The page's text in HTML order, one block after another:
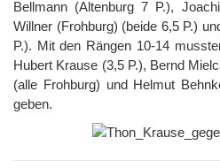
Bellmann (Altenburg 7 P.),
Willner (Frohburg) (beide 6,5 P.)
P.). Mit den Rängen 10-14
Hubert Krause (3,5 P.), Bernd
(alle Frohburg) und Helmut
geben.